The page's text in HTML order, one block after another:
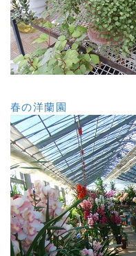
春の洋蘭園